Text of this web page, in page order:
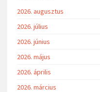
2026. augusztus
2026. július
2026. június
2026. május
2026. április
2026. március